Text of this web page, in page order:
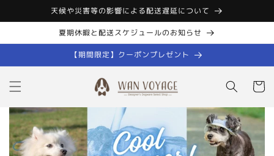
コンテン
ツに進む
天候や災害等の影響による配送遅延について
夏期休暇と配送スケジュールのお知らせ
【期間限定】クーポンプレゼント
ー